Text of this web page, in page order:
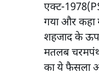
एक्ट-
गया और कहा
शहजाद के
मतलब
का ये फैसला